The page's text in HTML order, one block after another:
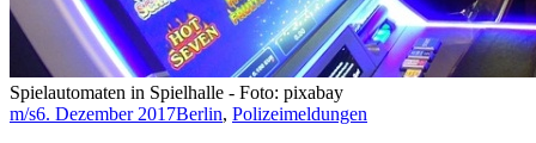
Spielautomaten in Spielhalle - Foto: pixabay
m/s6. Dezember 2017Berlin, Polizeimeldungen